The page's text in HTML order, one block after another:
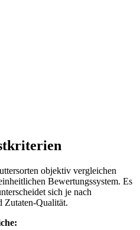
objektiv vergleichen
Bewertungssystem. Es
sich je nach
Zutaten-Qualität.